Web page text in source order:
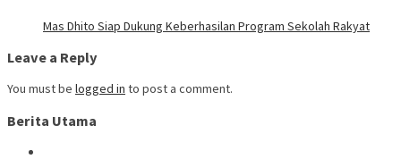
Mas Dhito Siap Dukung Keberhasilan Program Sekolah Rakyat
Leave a Reply
You must be logged in to post a comment.
Berita Utama